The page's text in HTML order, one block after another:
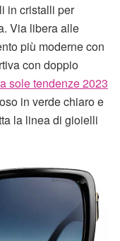
in cristalli per
Via libera alle
più moderne con
con doppio
sole tendenze 2023
in verde chiaro e
la linea di gioielli